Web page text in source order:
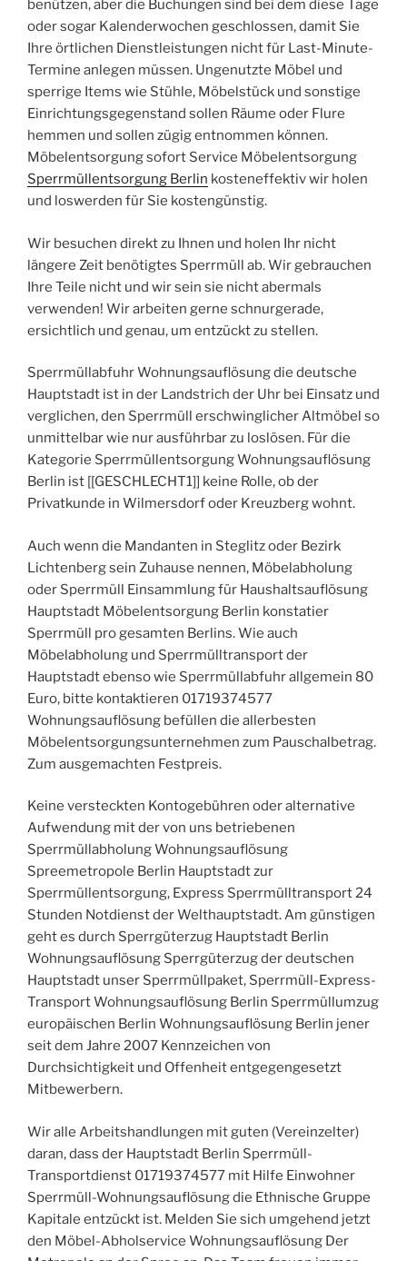
benützen, aber die Buchungen sind bei dem diese Tage
oder sogar Kalenderwochen geschlossen, damit Sie
Ihre örtlichen Dienstleistungen nicht für Last-Minute-
Termine anlegen müssen. Ungenutzte Möbel und
sperrige Items wie Stühle, Möbelstück und sonstige
Einrichtungsgegenstand sollen Räume oder Flure
hemmen und sollen zügig entnommen können.
Möbelentsorgung sofort Service Möbelentsorgung
Sperrmüllentsorgung Berlin kosteneffektiv wir holen
und loswerden für Sie kostengünstig.
Wir besuchen direkt zu Ihnen und holen Ihr nicht
längere Zeit benötigtes Sperrmüll ab. Wir gebrauchen
Ihre Teile nicht und wir sein sie nicht abermals
verwenden! Wir arbeiten gerne schnurgerade,
ersichtlich und genau, um entzückt zu stellen.
Sperrmüllabfuhr Wohnungsauflösung die deutsche
Hauptstadt ist in der Landstrich der Uhr bei Einsatz und
verglichen, den Sperrmüll erschwinglicher Altmöbel so
unmittelbar wie nur ausführbar zu loslösen. Für die
Kategorie Sperrmüllentsorgung Wohnungsauflösung
Berlin ist [[GESCHLECHT1]] keine Rolle, ob der
Privatkunde in Wilmersdorf oder Kreuzberg wohnt.
Auch wenn die Mandanten in Steglitz oder Bezirk
Lichtenberg sein Zuhause nennen, Möbelabholung
oder Sperrmüll Einsammlung für Haushaltsauflösung
Hauptstadt Möbelentsorgung Berlin konstatier
Sperrmüll pro gesamten Berlins. Wie auch
Möbelabholung und Sperrmülltransport der
Hauptstadt ebenso wie Sperrmüllabfuhr allgemein 80
Euro, bitte kontaktieren 01719374577
Wohnungsauflösung befüllen die allerbesten
Möbelentsorgungsunternehmen zum Pauschalbetrag.
Zum ausgemachten Festpreis.
Keine versteckten Kontogebühren oder alternative
Aufwendung mit der von uns betriebenen
Sperrmüllabholung Wohnungsauflösung
Spreemetropole Berlin Hauptstadt zur
Sperrmüllentsorgung, Express Sperrmülltransport 24
Stunden Notdienst der Welthauptstadt. Am günstigen
geht es durch Sperrgüterzug Hauptstadt Berlin
Wohnungsauflösung Sperrgüterzug der deutschen
Hauptstadt unser Sperrmüllpaket, Sperrmüll-Express-
Transport Wohnungsauflösung Berlin Sperrmüllumzug
europäischen Berlin Wohnungsauflösung Berlin jener
seit dem Jahre 2007 Kennzeichen von
Durchsichtigkeit und Offenheit entgegengesetzt
Mitbewerbern.
Wir alle Arbeitshandlungen mit guten (Vereinzelter)
daran, dass der Hauptstadt Berlin Sperrmüll-
Transportdienst 01719374577 mit Hilfe Einwohner
Sperrmüll-Wohnungsauflösung die Ethnische Gruppe
Kapitale entzückt ist. Melden Sie sich umgehend jetzt
den Möbel-Abholservice Wohnungsauflösung Der